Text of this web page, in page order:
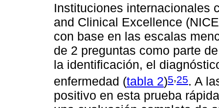
Instituciones internacionales
and Clinical Excellence
con base en las escalas
de 2 preguntas como parte
la identificación, el
enfermedad (tabla 2)5,25. A
positivo en esta prueba